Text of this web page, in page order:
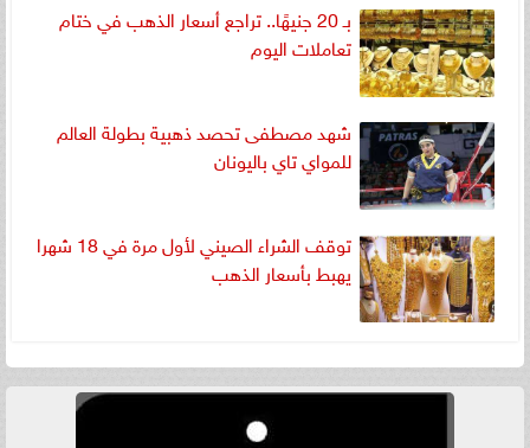
بـ 20 جنيهًا.. تراجع أسعار الذهب في ختام
تعاملات اليوم
شهد مصطفى تحصد ذهبية بطولة العالم
للمواي تاي باليونان
توقف الشراء الصيني لأول مرة في 18 شهرا
يهبط بأسعار الذهب